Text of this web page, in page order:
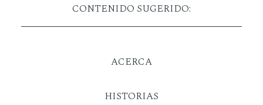
CONTENIDO SUGERIDO:
ACERCA
HISTORIAS